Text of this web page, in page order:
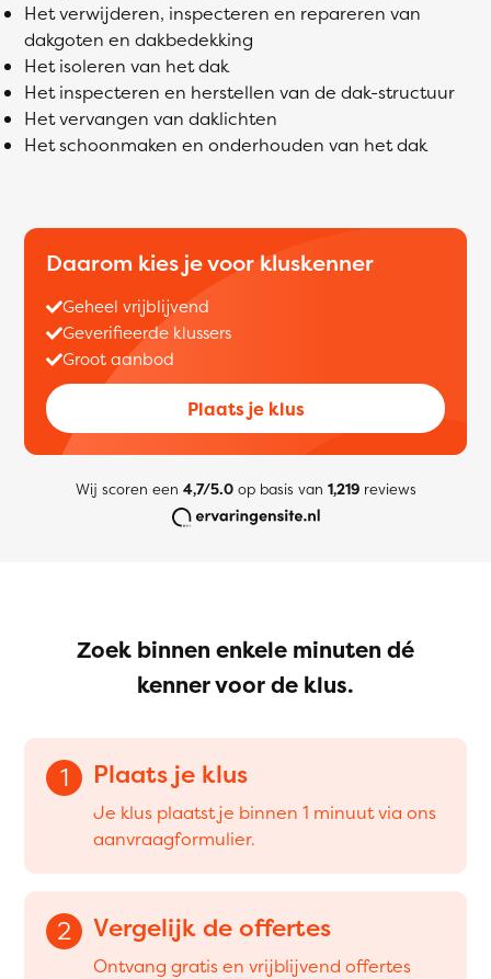
Het verwijderen, inspecteren en repareren van
dakgoten en dakbedekking
Het isoleren van het dak
Het inspecteren en herstellen van de dak-structuur
Het vervangen van daklichten
Het schoonmaken en onderhouden van het dak
Daarom kies je voor kluskenner
Geheel vrijblijvend
Geverifieerde klussers
Groot aanbod
Plaats je klus
Wij scoren een 4,7/5.0op basis van 1,219reviews
Zoek binnen enkele minuten dé
kenner voor de klus.
1 Plaats je klus
Je klus plaatst je binnen 1 minuut via ons
aanvraagformulier.
2 Vergelijk de offertes
Ontvang gratis en vrijblijvend offertes